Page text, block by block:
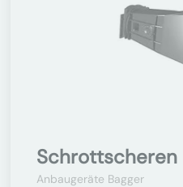
Schrottscheren
Anbaugeräte Bagger